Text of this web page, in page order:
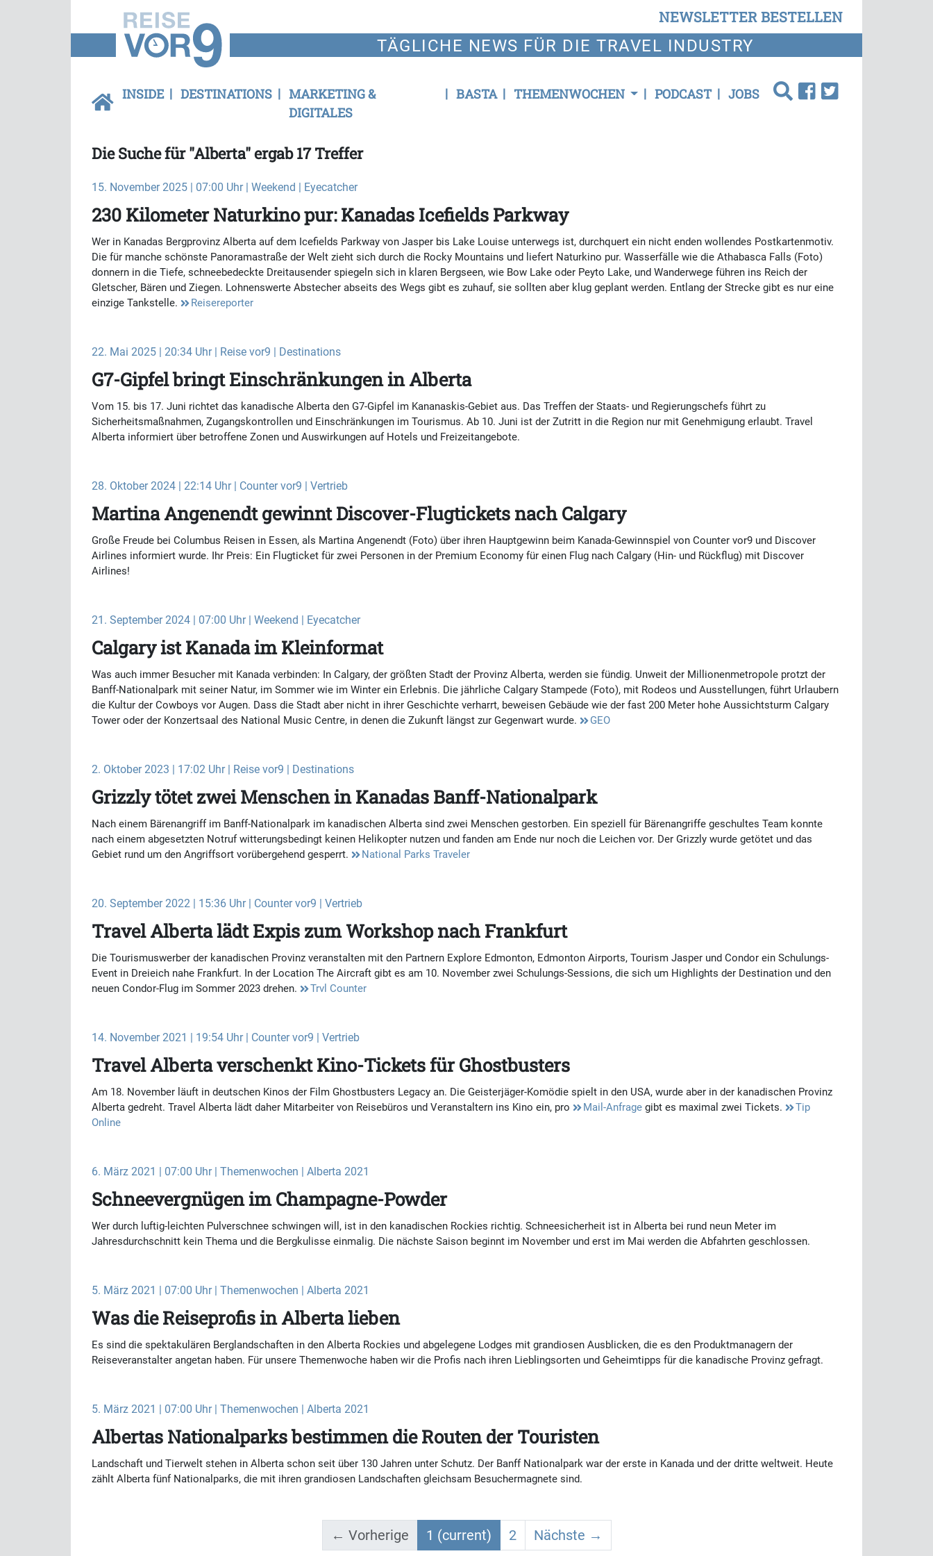
NEWSLETTER BESTELLEN
TÄGLICHE NEWS FÜR DIE TRAVEL INDUSTRY
INSIDE DESTINATIONS
MARKETING &
DIGITALES
BASTA THEMENWOCHEN PODCAST JOBS
Die Suche für "Alberta" ergab 17 Treffer
15. November 2025 | 07:00 Uhr | Weekend | Eyecatcher
230 Kilometer Naturkino pur: Kanadas Icefields Parkway
Wer in Kanadas Bergprovinz Alberta auf dem Icefields Parkway von Jasper bis Lake Louise unterwegs ist, durchquert ein nicht enden wollendes Postkartenmotiv.
Die für manche schönste Panoramastraße der Welt zieht sich durch die Rocky Mountains und liefert Naturkino pur. Wasserfälle wie die Athabasca Falls (Foto)
donnern in die Tiefe, schneebedeckte Dreitausender spiegeln sich in klaren Bergseen, wie Bow Lake oder Peyto Lake, und Wanderwege führen ins Reich der
Gletscher, Bären und Ziegen. Lohnenswerte Abstecher abseits des Wegs gibt es zuhauf, sie sollten aber klug geplant werden. Entlang der Strecke gibt es nur eine
einzige Tankstelle.
Reisereporter
22. Mai 2025 | 20:34 Uhr | Reise vor9 | Destinations
G7-Gipfel bringt Einschränkungen in Alberta
Vom 15. bis 17. Juni richtet das kanadische Alberta den G7-Gipfel im Kananaskis-Gebiet aus. Das Treffen der Staats- und Regierungschefs führt zu
Sicherheitsmaßnahmen, Zugangskontrollen und Einschränkungen im Tourismus. Ab 10. Juni ist der Zutritt in die Region nur mit Genehmigung erlaubt. Travel
Alberta informiert über betroffene Zonen und Auswirkungen auf Hotels und Freizeitangebote.
28. Oktober 2024 | 22:14 Uhr | Counter vor9 | Vertrieb
Martina Angenendt gewinnt Discover-Flugtickets nach Calgary
Große Freude bei Columbus Reisen in Essen, als Martina Angenendt (Foto) über ihren Hauptgewinn beim Kanada-Gewinnspiel von Counter vor9 und Discover
Airlines informiert wurde. Ihr Preis: Ein Flugticket für zwei Personen in der Premium Economy für einen Flug nach Calgary (Hin- und Rückflug) mit Discover
Airlines!
21. September 2024 | 07:00 Uhr | Weekend | Eyecatcher
Calgary ist Kanada im Kleinformat
Was auch immer Besucher mit Kanada verbinden: In Calgary, der größten Stadt der Provinz Alberta, werden sie fündig. Unweit der Millionenmetropole protzt der
Banff-Nationalpark mit seiner Natur, im Sommer wie im Winter ein Erlebnis. Die jährliche Calgary Stampede (Foto), mit Rodeos und Ausstellungen, führt Urlaubern
die Kultur der Cowboys vor Augen. Dass die Stadt aber nicht in ihrer Geschichte verharrt, beweisen Gebäude wie der fast 200 Meter hohe Aussichtsturm Calgary
Tower oder der Konzertsaal des National Music Centre, in denen die Zukunft längst zur Gegenwart wurde.
GEO
2. Oktober 2023 | 17:02 Uhr | Reise vor9 | Destinations
Grizzly tötet zwei Menschen in Kanadas Banff-Nationalpark
Nach einem Bärenangriff im Banff-Nationalpark im kanadischen Alberta sind zwei Menschen gestorben. Ein speziell für Bärenangriffe geschultes Team konnte
nach einem abgesetzten Notruf witterungsbedingt keinen Helikopter nutzen und fanden am Ende nur noch die Leichen vor. Der Grizzly wurde getötet und das
Gebiet rund um den Angriffsort vorübergehend gesperrt.
National Parks Traveler
20. September 2022 | 15:36 Uhr | Counter vor9 | Vertrieb
Travel Alberta lädt Expis zum Workshop nach Frankfurt
Die Tourismuswerber der kanadischen Provinz veranstalten mit den Partnern Explore Edmonton, Edmonton Airports, Tourism Jasper und Condor ein Schulungs-
Event in Dreieich nahe Frankfurt. In der Location The Aircraft gibt es am 10. November zwei Schulungs-Sessions, die sich um Highlights der Destination und den
neuen Condor-Flug im Sommer 2023 drehen.
Trvl Counter
14. November 2021 | 19:54 Uhr | Counter vor9 | Vertrieb
Travel Alberta verschenkt Kino-Tickets für Ghostbusters
Am 18. November läuft in deutschen Kinos der Film Ghostbusters Legacy an. Die Geisterjäger-Komödie spielt in den USA, wurde aber in der kanadischen Provinz
Alberta gedreht. Travel Alberta lädt daher Mitarbeiter von Reisebüros und Veranstaltern ins Kino ein, pro
Mail-Anfrage gibt es maximal zwei Tickets.
Tip
Online
6. März 2021 | 07:00 Uhr | Themenwochen | Alberta 2021
Schneevergnügen im Champagne-Powder
Wer durch luftig-leichten Pulverschnee schwingen will, ist in den kanadischen Rockies richtig. Schneesicherheit ist in Alberta bei rund neun Meter im
Jahresdurchschnitt kein Thema und die Bergkulisse einmalig. Die nächste Saison beginnt im November und erst im Mai werden die Abfahrten geschlossen.
5. März 2021 | 07:00 Uhr | Themenwochen | Alberta 2021
Was die Reiseprofis in Alberta lieben
Es sind die spektakulären Berglandschaften in den Alberta Rockies und abgelegene Lodges mit grandiosen Ausblicken, die es den Produktmanagern der
Reiseveranstalter angetan haben. Für unsere Themenwoche haben wir die Profis nach ihren Lieblingsorten und Geheimtipps für die kanadische Provinz gefragt.
5. März 2021 | 07:00 Uhr | Themenwochen | Alberta 2021
Albertas Nationalparks bestimmen die Routen der Touristen
Landschaft und Tierwelt stehen in Alberta schon seit über 130 Jahren unter Schutz. Der Banff Nationalpark war der erste in Kanada und der dritte weltweit. Heute
zählt Alberta fünf Nationalparks, die mit ihren grandiosen Landschaften gleichsam Besuchermagnete sind.
← Vorherige 1 (current) 2 Nächste →